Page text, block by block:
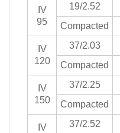
IV
95
19/2.52
Compacted
IV
120
37/2.03
Compacted
IV
150
37/2.25
Compacted
IV
37/2.52